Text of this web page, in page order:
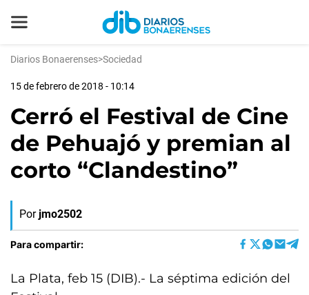
Diarios Bonaerenses>Sociedad
15 de febrero de 2018 - 10:14
Cerró el Festival de Cine
de Pehuajó y premian al
corto “Clandestino”
Por jmo2502
Para compartir:
La Plata, feb 15 (DIB).- La séptima edición del